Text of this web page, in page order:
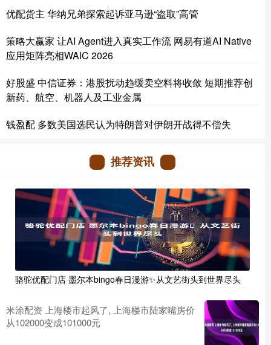
优配货主 华纳兄弟探索起诉亚马逊“盗取”高管
策略大赢家 让AI Agent进入真实工作流 网易有道AI Native
应用矩阵亮相WAIC 2026
好股盛 中信证券：港股扰动趋缓卖空料将收敛 短期推荐创
新药、航空、机器人及工业金属
钱盈配 多数美国选民认为特朗普对伊朗开战得不偿失
推荐资讯
骆驼优配门店 墨尔本bingo春日漫游✨从文艺街头到世界尽头
米涂配资 上海楼市起风了, 上海楼市陆家嘴房价
从102000变成101000元